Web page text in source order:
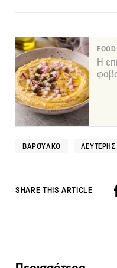
Η
ΒΑΡΟΎΛΚΟ
SHARE THIS ARTICLE